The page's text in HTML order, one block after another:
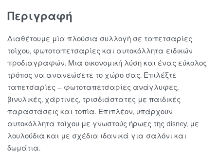
Περιγραφή
Διαθέτουμε μία πλούσια συλλογή σε ταπετσαρίες
τοίχου, φωτοταπετσαρίες και αυτοκόλλητα ειδικών
προδιαγραφών. Μια οικονομική λύση και ένας εύκολος
τρόπος να ανανεώσετε το χώρο σας. Επιλέξτε
ταπετσαρίες – φωτοταπετσαρίες ανάγλυφες,
βινυλικές, χάρτινες, τρισδιάστατες με παιδικές
παραστάσεις και τοπία. Επιπλέον, υπάρχουν
αυτοκόλλητα τοίχου με γνωστούς ήρωες της disney, με
λουλούδια και με σχέδια ιδανικά για σαλόνι και
δωμάτια.